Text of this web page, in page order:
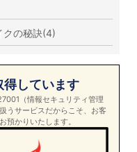
クの秘訣(4)
得しています
（情報セキュリティ管理
うサービスだからこそ、お客
預かりいたします。